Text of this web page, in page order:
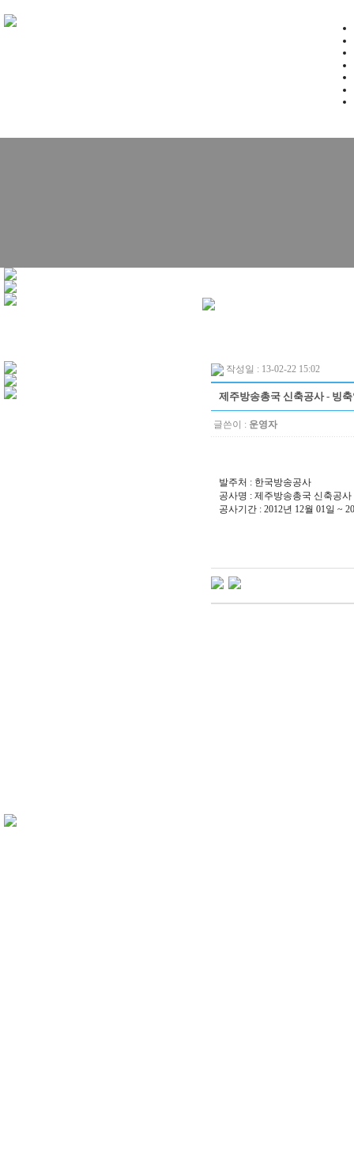
작성일 : 13-02-22 15:02
제주방송총국 신축공사 - 빙
글쓴이 : 운영자
발주처 : 한국방송공사
공사명 : 제주방송총국 신축공
공사기간 : 2012년 12월 01일 ~